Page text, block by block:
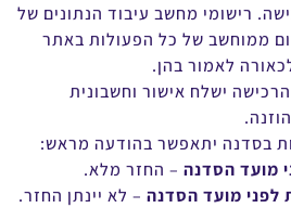
רישומי מחשב עיבוד הנתונים של
ממוחשב של כל הפעולות באתר
לאמור בהן.
הרכישה ישלח אישור וחשבונית
– החזר מלא.
– לא יינתן החזר.